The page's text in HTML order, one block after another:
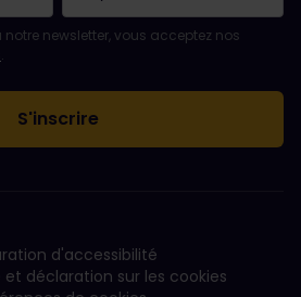
été pris en compte.
est obligatoire.
pas valide !a échoué. Veuillez réessayer
à cette newsletter.
conditions générales pour vous inscrire à
newsletter, vous acceptez nos
.
d'accessibilité
déclaration sur les cookies